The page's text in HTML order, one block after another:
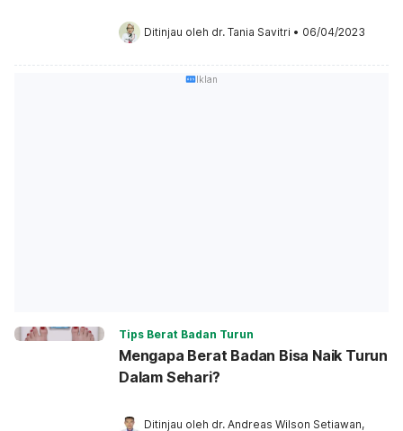
Ditinjau oleh dr. Tania Savitri • 06/04/2023
Iklan
Tips Berat Badan Turun
Mengapa Berat Badan Bisa Naik Turun
Dalam Sehari?
Ditinjau oleh dr. Andreas Wilson Setiawan,